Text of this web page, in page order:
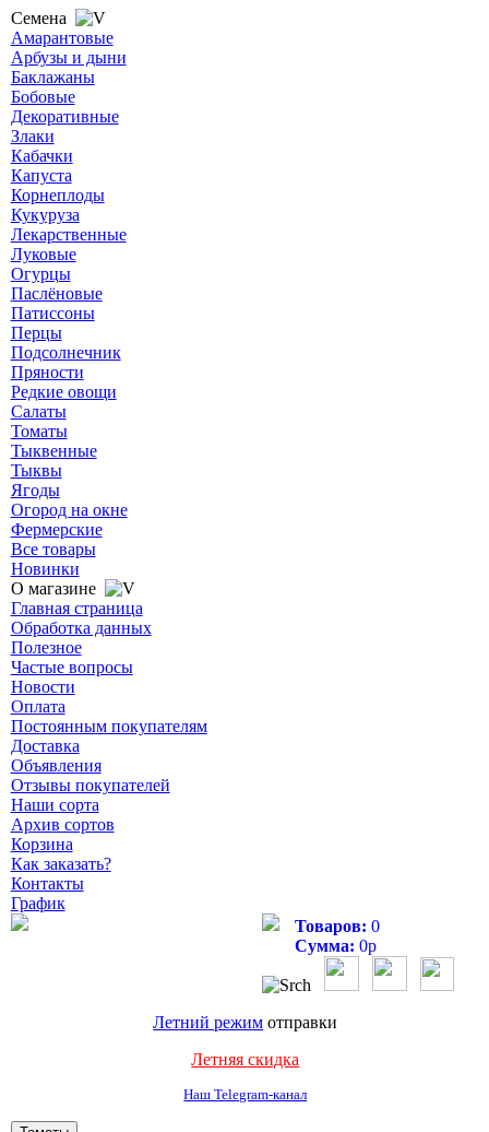
Семена
Амарантовые
Арбузы и дыни
Баклажаны
Бобовые
Декоративные
Злаки
Кабачки
Капуста
Корнеплоды
Кукуруза
Лекарственные
Луковые
Огурцы
Паслёновые
Патиссоны
Перцы
Подсолнечник
Пряности
Редкие овощи
Салаты
Томаты
Тыквенные
Тыквы
Ягоды
Огород на окне
Фермерские
Все товары
Новинки
О магазине
Главная страница
Обработка данных
Полезное
Частые вопросы
Новости
Оплата
Постоянным покупателям
Доставка
Объявления
Отзывы покупателей
Наши сорта
Архив сортов
Корзина
Как заказать?
Контакты
График
Товаров: 0
Сумма: 0р
Летний режим отправки
Летняя скидка
Наш Telegram-канал